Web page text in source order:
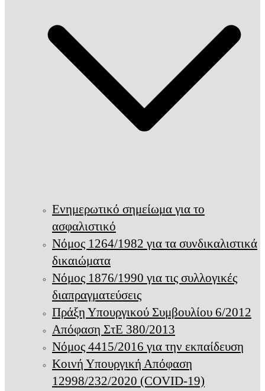
Ενημερωτικό σημείωμα για το
ασφαλιστικό
Νόμος 1264/1982 για τα συνδικαλιστικά
δικαιώματα
Νόμος 1876/1990 για τις συλλογικές
διαπραγματεύσεις
Πράξη Υπουργικού Συμβουλίου 6/2012
Απόφαση ΣτΕ 380/2013
Νόμος 4415/2016 για την εκπαίδευση
Κοινή Υπουργική Απόφαση
12998/232/2020 (COVID-19)